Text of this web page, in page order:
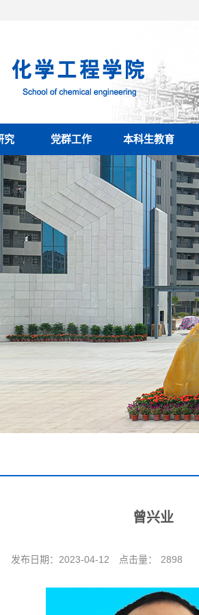
究 党群工作 本科生教育
曾兴业
发布日期：2023-04-12 点击量： 2898